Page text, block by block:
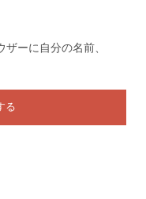
ーに自分の名前、